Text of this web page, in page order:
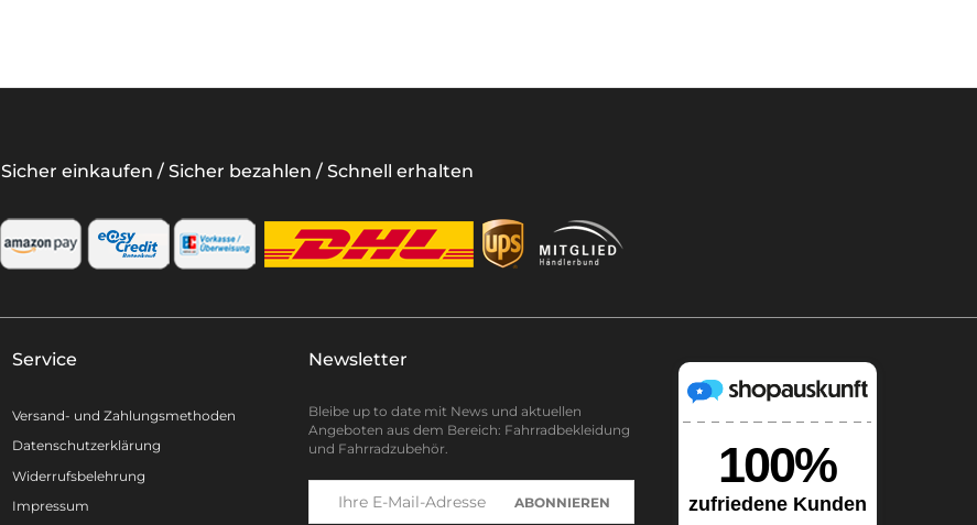
Sicher einkaufen / Sicher bezahlen / Schnell erhalten
Service
Versand- und Zahlungsmethoden
Datenschutzerklärung
Widerrufsbelehrung
Impressum
Newsletter
Bleibe up to date mit News und aktuellen
Angeboten aus dem Bereich: Fahrradbekleidung
und Fahrradzubehör.
ABONNIEREN